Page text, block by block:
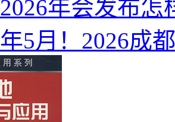
年会发布
5月！2026成